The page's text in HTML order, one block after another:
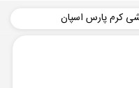
کرم پارس اسپان